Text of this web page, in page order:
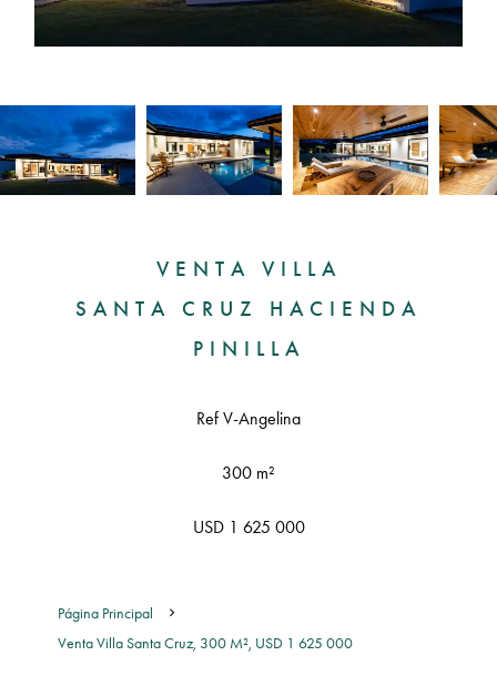
VENTA VILLA
SANTA CRUZ HACIENDA
PINILLA
Ref V-Angelina
300 m²
USD 1 625 000
Página Principal
Venta Villa Santa Cruz, 300 M², USD 1 625 000